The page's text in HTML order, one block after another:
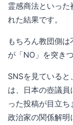
霊感商法といった
れた結果です。
もちろん教団側
が「NO」を突き
SNSを見ている
は、日本の壺議
った投稿が目立
政治家の関係解明